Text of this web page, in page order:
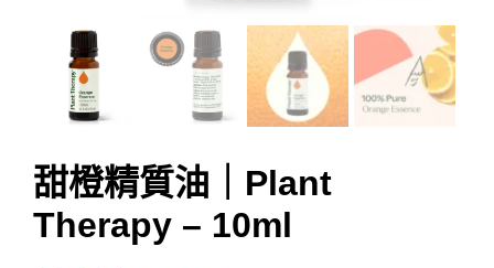
甜橙精質油｜Plant
Therapy – 10ml